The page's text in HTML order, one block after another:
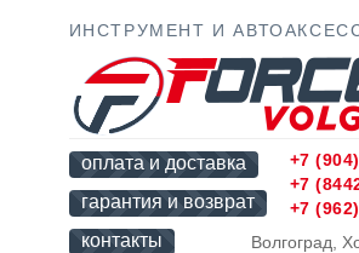
ИНСТРУМЕНТ И
оплата и доставка
гарантия и возврат
контакты
Волгоград,
+7
+7
+7